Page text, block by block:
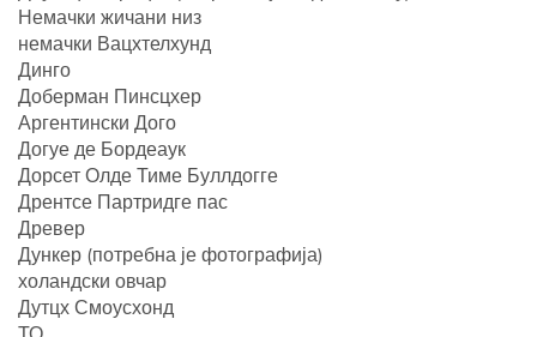
Немачки жичани низ
немачки Вацхтелхунд
Динго
Доберман Пинсцхер
Аргентински Дого
Догуе де Бордеаук
Дорсет Олде Тиме Буллдогге
Дрентсе Партридге пас
Древер
Дункер (потребна је фотографија)
холандски овчар
Дутцх Смоусхонд